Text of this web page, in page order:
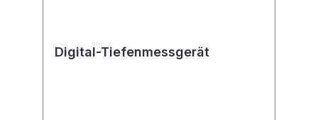
Digital-Tiefenmessgerät